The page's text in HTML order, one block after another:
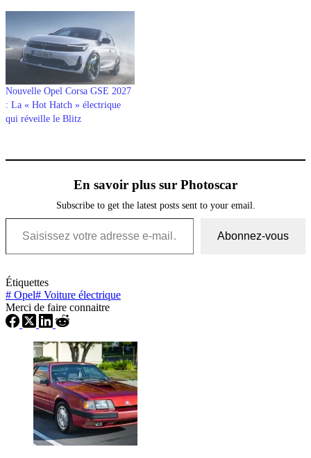
Nouvelle Opel Corsa GSE 2027
: La « Hot Hatch » électrique
qui réveille le Blitz
En savoir plus sur Photoscar
Subscribe to get the latest posts sent to your email.
Saisissez votre adresse e-mail…
Abonnez-vous
Étiquettes
# Opel# Voiture électrique
Merci de faire connaitre